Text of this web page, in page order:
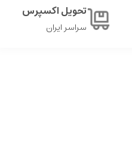
تحویل اکسپرس
سراسر ایران